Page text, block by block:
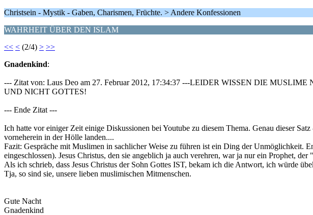
Christsein - Mystik - Gaben, Charismen, Früchte. > Andere Konfessionen
WAHRHEIT ÜBER DEN ISLAM
<< < (2/4) > >>
Gnadenkind:
--- Zitat von: Laus Deo am 27. Februar 2012, 17:34:37 ---LEIDER WISSEN DIE
UND NICHT GOTTES!
--- Ende Zitat ---
Ich hatte vor einiger Zeit einige Diskussionen bei Youtube zu diesem Thema. Genau dieser
vorneherein in der Hölle landen....
Fazit: Gespräche mit Muslimen in sachlicher Weise zu führen ist ein Ding der Unmöglichkeit.
eingeschlossen). Jesus Christus, den sie angeblich ja auch verehren, war ja nur ein Prophet,
Als ich schrieb, dass Jesus Christus der Sohn Gottes IST, bekam ich die Antwort, ich würde
Tja, so sind sie, unsere lieben muslimischen Mitmenschen.
Gute Nacht
Gnadenkind